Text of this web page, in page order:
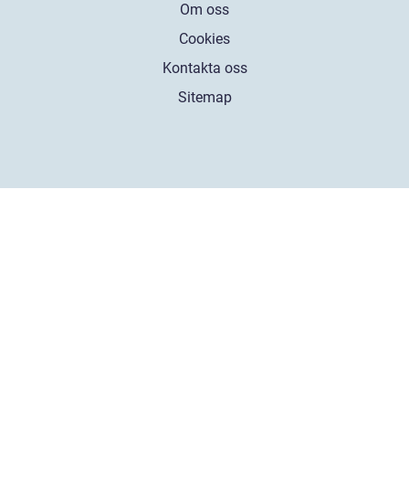
Om oss
Cookies
Kontakta oss
Sitemap